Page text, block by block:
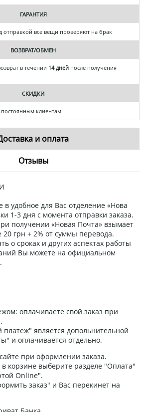
ГАРАНТИЯ
отправкой все вещи проверяют на брак
ВОЗВРАТ/ОБМЕН
в течении 14 дней после получения
СКИДКИ
клиентам.
и оплата
Отзывы
в удобное для Вас отделение «Нова
1-3 дня с момента отправки заказа.
получении «Новая Почта» взымает
грн + 2% от суммы перевода.
о сроках и других аспектах работы
Вы можете на официальном
оплачиваете свой заказ при
является допольнительной
и оплачивается отдельно.
при оформлении заказа.
корзине выберите разделе "Оплата"
Online".
заказ" и Вас перекинет на